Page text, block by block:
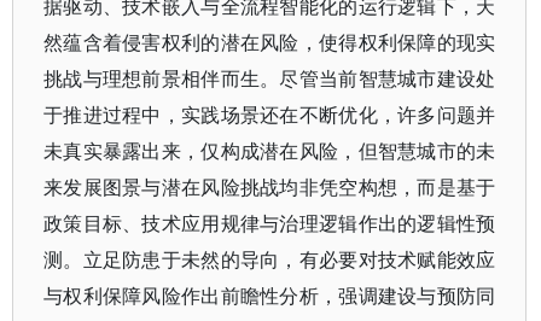
据驱动、技术嵌入与全流程智能化的运行逻辑下，天
然蕴含着侵害权利的潜在风险，使得权利保障的现实
挑战与理想前景相伴而生。尽管当前智慧城市建设处
于推进过程中，实践场景还在不断优化，许多问题并
未真实暴露出来，仅构成潜在风险，但智慧城市的未
来发展图景与潜在风险挑战均非凭空构想，而是基于
政策目标、技术应用规律与治理逻辑作出的逻辑性预
测。立足防患于未然的导向，有必要对技术赋能效应
与权利保障风险作出前瞻性分析，强调建设与预防同